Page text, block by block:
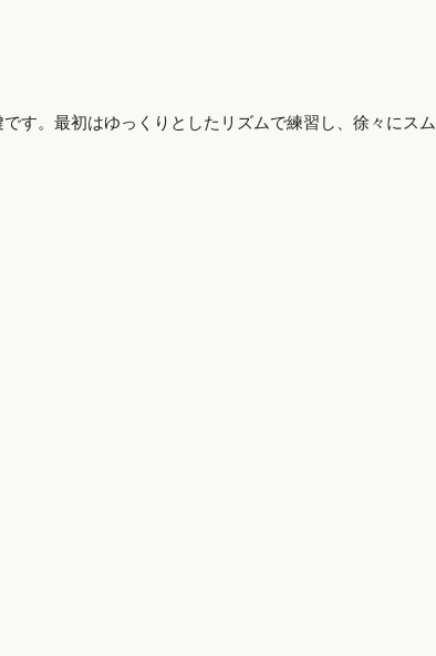
す。最初はゆっくりとしたリズムで練習し、徐々にスム